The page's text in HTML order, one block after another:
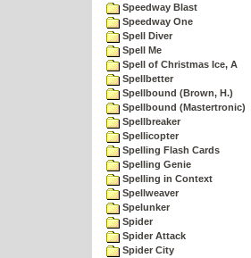
Speedway Blast
Speedway One
Spell Diver
Spell Me
Spell of Christmas Ice, A
Spellbetter
Spellbound (Brown, H.)
Spellbound (Mastertronic)
Spellbreaker
Spellicopter
Spelling Flash Cards
Spelling Genie
Spelling in Context
Spellweaver
Spelunker
Spider
Spider Attack
Spider City